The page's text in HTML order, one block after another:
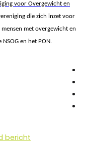
voor Overgewicht en
die zich inzet voor
met overgewicht en
en het PON.
bericht